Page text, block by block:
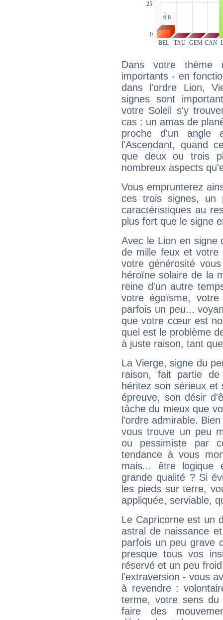
Dans votre thème
importants - en
dans l'ordre Lion,
signes sont
votre Soleil s'y
cas : un amas de
proche d'un
l'Ascendant, quand
que deux ou trois
nombreux aspects
Vous emprunterez
ces trois signes, un
caractéristiques au
plus fort que le signe
Avec le Lion en signe
de mille feux et votre
votre générosité
héroïne solaire de la
reine d'un autre
votre égoïsme,
parfois un peu...
que votre cœur est
quel est le problème
à juste raison, tant
La Vierge, signe du
raison, fait partie
héritez son sérieux
épreuve, son désir
tâche du mieux que
l'ordre admirable.
vous trouve un peu
ou pessimiste par
tendance à vous
mais... être logique
grande qualité ? Si
les pieds sur terre,
appliquée, serviable,
Le Capricorne est un
astral de naissance
parfois un peu grave
presque tous vos
réservé et un peu
l'extraversion - vous
à revendre :
terme, votre sens
faire des